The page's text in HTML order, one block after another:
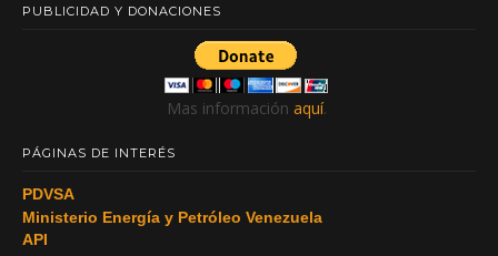
PUBLICIDAD Y DONACIONES
Mas información aquí.
PÁGINAS DE INTERÉS
PDVSA
Ministerio Energía y Petróleo Venezuela
API